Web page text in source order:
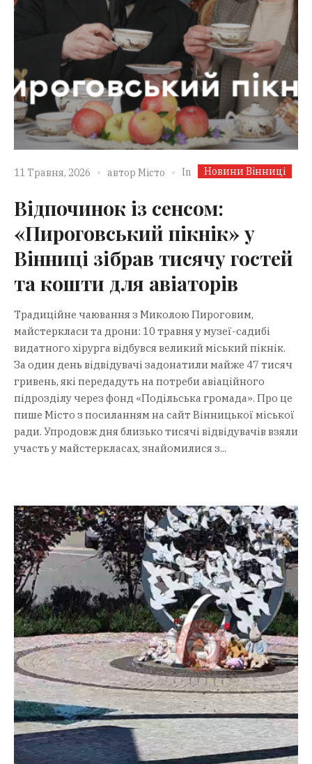
11 Травня, 2026 автор Місто In Новини Вінниці
Відпочинок із сенсом:
«Пироговський пікнік» у
Вінниці зібрав тисячу гостей
та кошти для авіаторів
Традиційне чаювання з Миколою Пироговим,
майстеркласи та дрони: 10 травня у музеї-садибі
видатного хірурга відбувся великий міський пікнік.
За один день відвідувачі задонатили майже 47 тисяч
гривень, які передадуть на потреби авіаційного
підрозділу через фонд «Подільська громада». Про це
пише Місто з посиланням на сайт Вінницької міської
ради. Упродовж дня близько тисячі відвідувачів взяли
участь у майстеркласах, знайомилися з...